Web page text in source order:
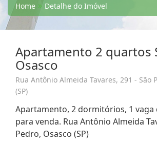
Home Detalhe do Imóvel
Apartamento 2 quartos
Osasco
Rua Antônio Almeida Tavares, 291 - São
(SP)
Apartamento, 2 dormitórios, 1 vaga
para venda. Rua Antônio Almeida
Pedro, Osasco (SP)